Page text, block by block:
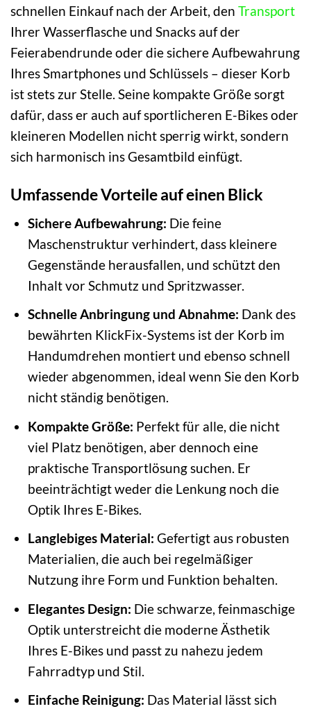
schnellen Einkauf nach der Arbeit, den Transport
Ihrer Wasserflasche und Snacks auf der
Feierabendrunde oder die sichere Aufbewahrung
Ihres Smartphones und Schlüssels – dieser Korb
ist stets zur Stelle. Seine kompakte Größe sorgt
dafür, dass er auch auf sportlicheren E-Bikes oder
kleineren Modellen nicht sperrig wirkt, sondern
sich harmonisch ins Gesamtbild einfügt.
Umfassende Vorteile auf einen Blick
Sichere Aufbewahrung: Die feine
Maschenstruktur verhindert, dass kleinere
Gegenstände herausfallen, und schützt den
Inhalt vor Schmutz und Spritzwasser.
Schnelle Anbringung und Abnahme: Dank des
bewährten KlickFix-Systems ist der Korb im
Handumdrehen montiert und ebenso schnell
wieder abgenommen, ideal wenn Sie den Korb
nicht ständig benötigen.
Kompakte Größe: Perfekt für alle, die nicht
viel Platz benötigen, aber dennoch eine
praktische Transportlösung suchen. Er
beeinträchtigt weder die Lenkung noch die
Optik Ihres E-Bikes.
Langlebiges Material: Gefertigt aus robusten
Materialien, die auch bei regelmäßiger
Nutzung ihre Form und Funktion behalten.
Elegantes Design: Die schwarze, feinmaschige
Optik unterstreicht die moderne Ästhetik
Ihres E-Bikes und passt zu nahezu jedem
Fahrradtyp und Stil.
Einfache Reinigung: Das Material lässt sich